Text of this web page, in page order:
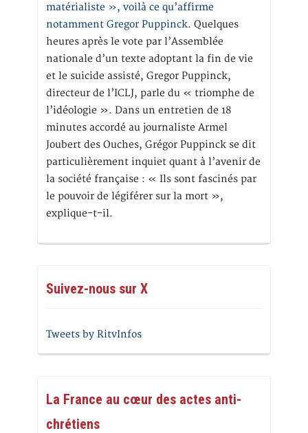
matérialiste », voilà ce qu’affirme
notamment Gregor Puppinck. Quelques
heures après le vote par l’Assemblée
nationale d’un texte adoptant la fin de vie
et le suicide assisté, Gregor Puppinck,
directeur de l’ICLJ, parle du « triomphe de
l’idéologie ». Dans un entretien de 18
minutes accordé au journaliste Armel
Joubert des Ouches, Grégor Puppinck se dit
particulièrement inquiet quant à l’avenir de
la société française : « Ils sont fascinés par
le pouvoir de légiférer sur la mort »,
explique-t-il.
Suivez-nous sur X
Tweets by RitvInfos
La France au cœur des actes anti-
chrétiens